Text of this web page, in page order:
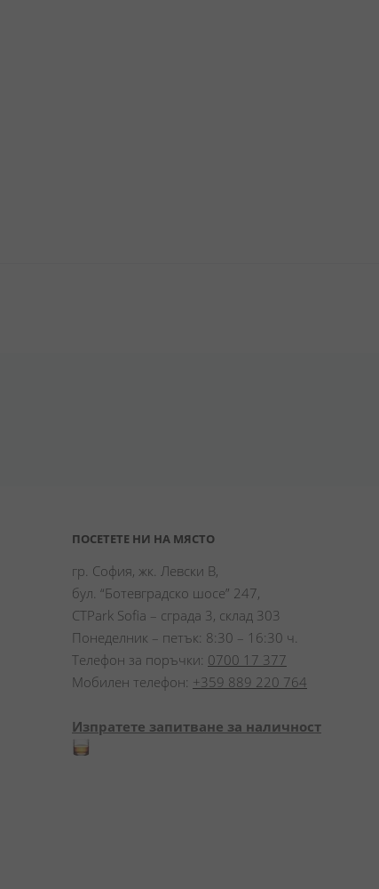
ПОСЕТЕТЕ НИ НА МЯСТО
гр. София, жк. Левски В,
бул. “Ботевградско шосе” 247,
CTPark Sofia – сграда 3, склад 303
Понеделник – петък: 8:30 – 16:30 ч.
Телефон за поръчки: 0700 17 377
Мобилен телефон: +359 889 220 764
Изпратете запитване за наличност